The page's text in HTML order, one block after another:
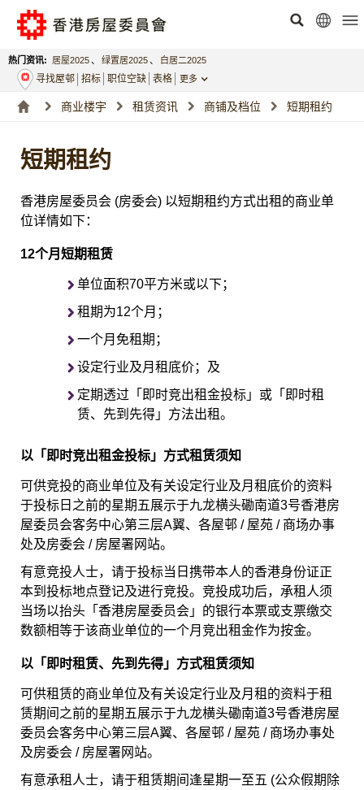
热门资讯: 居屋2025、 绿置居2025、 白居二2025
寻找屋邨 招标 职位空缺 表格 更多
商业楼宇 租赁资讯 商铺及档位 短期租约
短期租约
香港房屋委员会 (房委会) 以短期租约方式出租的商业单
位详情如下：
12个月短期租赁
单位面积70平方米或以下；
租期为12个月；
一个月免租期；
设定行业及月租底价；及
定期透过「即时竞出租金投标」或「即时租
赁、先到先得」方法出租。
以「即时竞出租金投标」方式租赁须知
可供竞投的商业单位及有关设定行业及月租底价的资料
于投标日之前的星期五展示于九龙横头磡南道3号香港房
屋委员会客务中心第三层A翼、各屋邨 / 屋苑 / 商场办事
处及房委会 / 房屋署网站。
有意竞投人士，请于投标当日携带本人的香港身份证正
本到投标地点登记及进行竞投。竞投成功后，承租人须
当场以抬头「香港房屋委员会」的银行本票或支票缴交
数额相等于该商业单位的一个月竞出租金作为按金。
以「即时租赁、先到先得」方式租赁须知
可供租赁的商业单位及有关设定行业及月租的资料于租
赁期间之前的星期五展示于九龙横头磡南道3号香港房屋
委员会客务中心第三层A翼、各屋邨 / 屋苑 / 商场办事处
及房委会 / 房屋署网站。
有意承租人士，请于租赁期间逢星期一至五 (公众假期除